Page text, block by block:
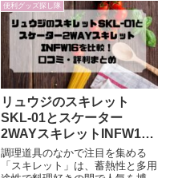
便利グッズ探し隊
リュウジのスキレット
SKL-01とスケーター
2WAYスキレットINFW16
を比較！口コミ・評判まと
め
調理道具のなかで注目を集める
「スキレット」は、蓄熱性と多用